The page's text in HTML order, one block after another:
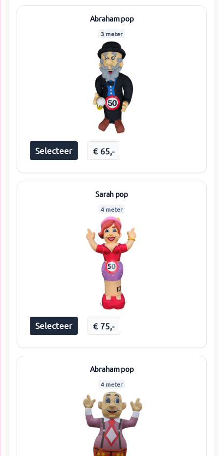
Abraham pop
3 meter
Selecteer € 65,-
Sarah pop
4 meter
Selecteer € 75,-
Abraham pop
4 meter